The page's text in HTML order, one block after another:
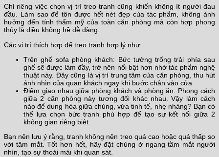
Chỉ riêng việc chọn vị trí treo tranh cũng khiến không ít người đau
đầu. Làm sao để tôn được hết nét đẹp của tác phẩm, không ảnh
hưởng đến tính thẩm mỹ của toàn căn phòng mà còn hợp phong
thủy là điều không hề dễ dàng.
Các vị trí thích hợp để treo tranh hợp lý như:
Trên ghế sofa phòng khách: Bức tường trống trải phía sau
ghế sẽ được làm đầy, trở nên nổi bật hơn nhờ tác phẩm nghệ
thuật này. Đây cũng là vị trí trung tâm của căn phòng, thu hút
ánh nhìn của quan khách ngay khi bước chân vào cửa.
Điểm giao nhau giữa phòng khách và phòng ăn: Phong cách
giữa 2 căn phòng này tương đối khác nhau. Vậy làm cách
nào để dung hòa giữa chúng, vừa tinh tế, nhẹ nhàng? Bạn có
thể lựa chọn bức tranh phù hợp để tạo sự kết nối giữa 2
không gian riêng biệt.
Bạn nên lưu ý rằng, tranh không nên treo quá cao hoặc quá thấp so
với tâm mắt. Tốt hơn hết, hãy đặt chúng ở ngang tầm mắt người
nhìn, tạo sự thoải mái khi quan sát.